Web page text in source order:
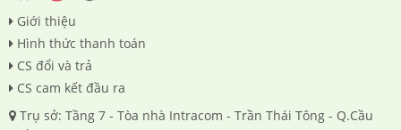
Giới thiệu
Hình thức thanh toán
CS đổi và trả
CS cam kết đầu ra
Trụ sở: Tầng 7 - Tòa nhà Intracom - Trần Thái Tông - Q.Cầu